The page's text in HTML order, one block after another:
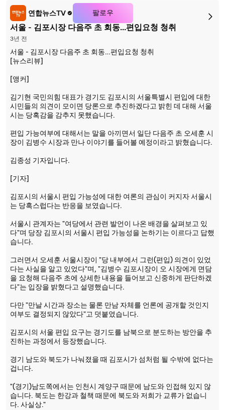
연합뉴스TV 팔로우
서울 - 김포시장 다음주 초 회동…편입요청 청취
3년 전
서울 - 김포시장 다음주 초 회동…편입요청 청취
[뉴스리뷰]
[앵커]
김기현 국민의힘 대표가 경기도 김포시의 서울특별시 편입에 대한
시민들의 의견이 모이면 당론으로 추진하겠다고 밝힌 데 대해 서울
시는 당혹감을 감추지 못했습니다.
편입 가능여부에 대해서는 말을 아끼면서 일단 다음주 초 오세훈 시
장이 김병수 시장과 만나 이야기를 들어볼 예정이라고 밝혔습니다.
김종성 기자입니다.
[기자]
김포시의 서울시 편입 가능성에 대한 여론의 관심이 커지자 서울시
는 당혹스럽다는 반응을 보였습니다.
서울시 관계자는 "여당에서 관련 발언이 나온 배경을 살펴보고 있
다"며 당장 김포시의 서울시 편입 가능성을 논하기는 이르다고 답했
습니다.
그러면서 오세훈 서울시장이 "당 내부에서 그런(편입) 의견이 있었
다는 사실을 알고 있었다"며, "김병수 김포시장이 오 시장에게 면담
을 요청해 다음주 초에 상세한 내용을 들어보고 신중하게 판단하겠
다"는 입장을 밝혔다고 설명했습니다.
다만 "만날 시간과 장소는 물론 만남 자체를 언론에 공개할 것인지
여부도 결정되지 않았다"고 덧붙였습니다.
김포시의 서울 편입 요구는 경기도를 남북으로 분도하는 방안을 추
진하는 과정에서 등장했습니다.
경기 남도와 북도가 나눠졌을 때 김포시가 섬처럼 될 수밖에 없다는
겁니다.
"(경기)남도쪽에서는 인천시 계양구 때문에 남도와 인접해 있지 않
습니다. 북도는 한강과 철책 때문에 북도와 저희가 교류가 없습니
다. 사실상."